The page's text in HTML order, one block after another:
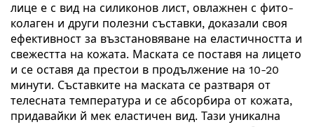
лице е с вид на силиконов лист, овлажнен с фито-
колаген и други полезни съставки, доказали своя
ефективност за възстановяване на еластичността и
свежестта на кожата. Маската се поставя на лицето
и се оставя да престои в продължение на 10-20
минути. Съставките на маската се разтваря от
телесната температура и се абсорбира от кожата,
придавайки й мек еластичен вид. Тази уникална